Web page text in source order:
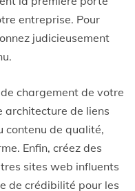
entreprise. Pour
judicieusement
chargement de votre
architecture de liens
contenu de qualité,
Enfin, créez des
sites web influents
de crédibilité pour les